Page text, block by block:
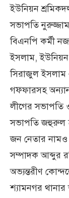
ইউনিয়ন
সভাপতি
বিএনপি কর্মী
ইসলাম, ইউনিয়ন
সিরাজুল
গফ্ফারসহ
লীগের
সভাপতি জহুরুল
জন নেতার নামও
সম্পাদক আব্দুর
অভ্যন্তরীণ
শ্যামনগর